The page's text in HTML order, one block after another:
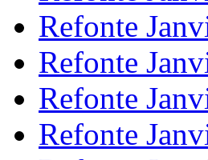
Refonte
Refonte
Refonte
Refonte